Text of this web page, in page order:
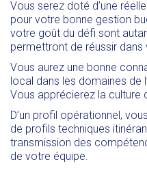
Vous serez doté d’une
pour votre bonne gestion
votre goût du défi sont
permettront de réussir
Vous aurez une bonne
local dans les domaines de
Vous apprécierez la culture
D’un profil opérationnel,
de profils techniques
transmission des
de votre équipe.